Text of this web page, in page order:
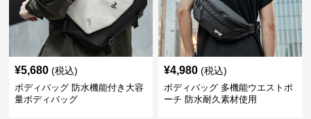
¥5,680 (税込)
ボディバッグ 防水機能付き大容
量ボディバッグ
¥4,980 (税込)
ボディバッグ 多機能ウエストポ
ーチ 防水耐久素材使用